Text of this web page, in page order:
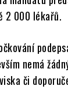
2 000 lékařů.
nemá
či